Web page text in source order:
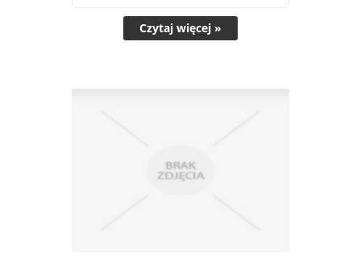
Czytaj więcej »